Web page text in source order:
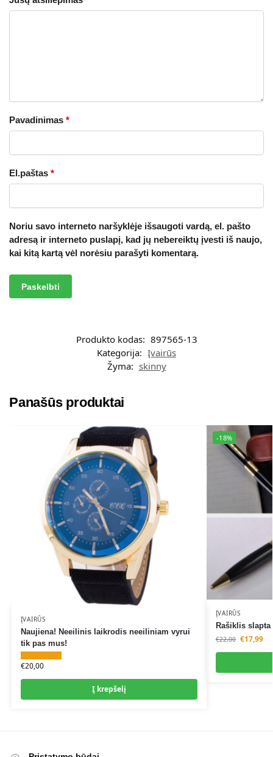
Pavadinimas *
El.paštas *
Noriu savo interneto naršyklėje išsaugoti vardą, el. pašto
adresą ir interneto puslapį, kad jų nebereiktų įvesti iš naujo,
kai kitą kartą vėl norėsiu parašyti komentarą.
t
Produkto kodas: 897565-13
Kategorija: Įvairūs
Žyma: skinny
Panašūs produktai
ĮVAIRŪS
Naujiena! Neeilinis laikrodis neeiliniam vyrui
tik pas mus!
€20,00
Į krepšelį
-18%
ĮVAIRŪS
Rašiklis
€22,00 €17,99